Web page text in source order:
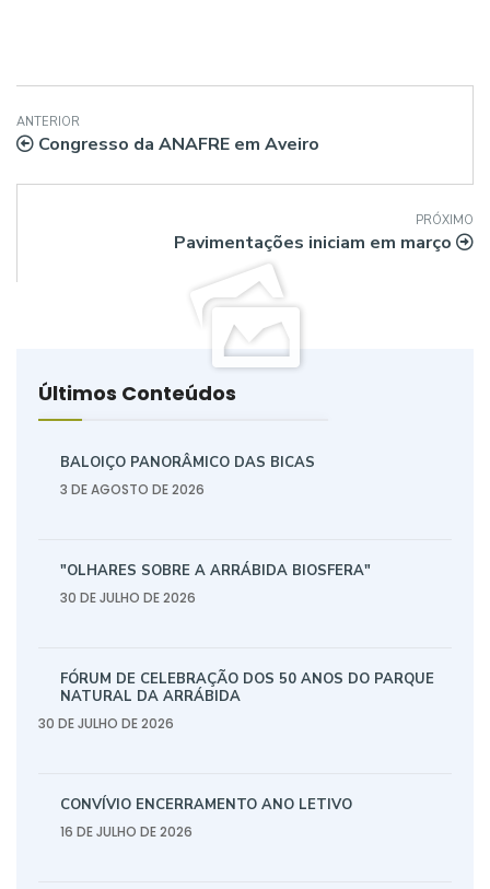
ANTERIOR
Congresso da ANAFRE em Aveiro
PRÓXIMO
Pavimentações iniciam em março
Últimos Conteúdos
BALOIÇO PANORÂMICO DAS BICAS
3 DE AGOSTO DE 2026
"OLHARES SOBRE A ARRÁBIDA BIOSFERA"
30 DE JULHO DE 2026
FÓRUM DE CELEBRAÇÃO DOS 50 ANOS DO PARQUE
NATURAL DA ARRÁBIDA
30 DE JULHO DE 2026
CONVÍVIO ENCERRAMENTO ANO LETIVO
16 DE JULHO DE 2026